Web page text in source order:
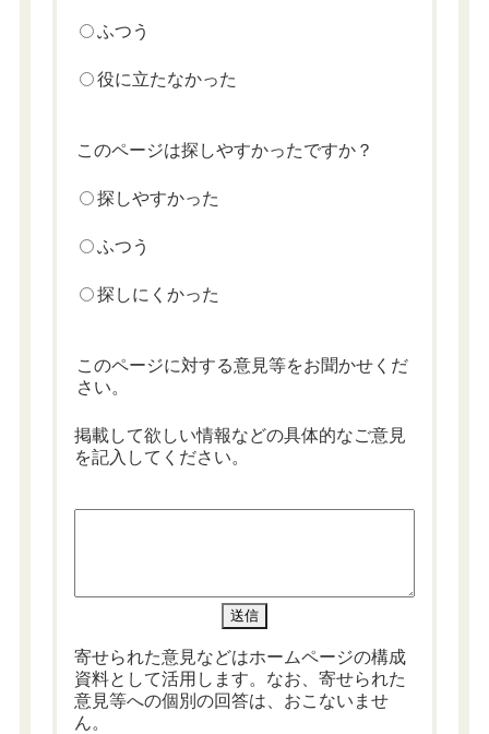
ふつう
役に立たなかった
このページは探しやすかったですか？
探しやすかった
ふつう
探しにくかった
このページに対する意見等をお聞かせくだ
さい。
掲載して欲しい情報などの具体的なご意見
を記入してください。
寄せられた意見などはホームページの構成
資料として活用します。なお、寄せられた
意見等への個別の回答は、おこないませ
ん。